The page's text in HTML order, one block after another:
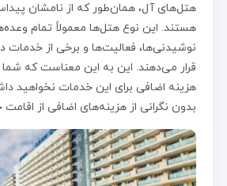
هتل‌های آل، همان‌طور که از نامشان
هستند. این نوع هتل‌ها معمولاً تمام
نوشیدنی‌ها، فعالیت‌ها و برخی از خدمات
قرار می‌دهند. این به این معناست که شما
هزینه اضافی برای این خدمات نخواهید
بدون نگرانی از هزینه‌های اضافی از